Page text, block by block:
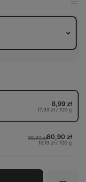
8,99 zł
17,98 zł / 100 g
89,90 zł80,90 zł
16,18 zł / 100 g